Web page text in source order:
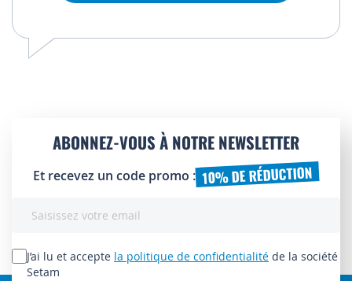
ABONNEZ-VOUS À NOTRE NEWSLETTER
Et recevez un code promo : 10% DE RÉDUCTION
lettre
d’information
J’ai lu et accepte la politique de confidentialité de la société
Setam